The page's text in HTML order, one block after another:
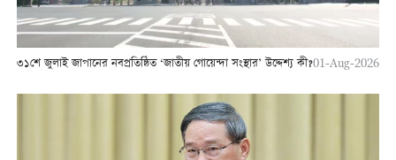
৩১শে জুলাই জাপানের নবপ্রতিষ্ঠিত ‘জাতীয় গোয়েন্দা সংস্থার’ উদ্দেশ্য কী?01-Aug-2026